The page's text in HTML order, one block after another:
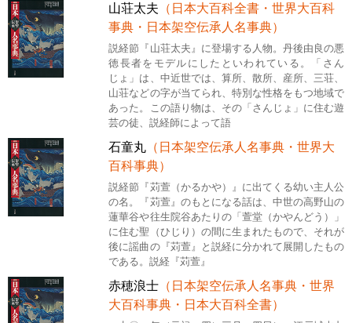
山荘太夫 （日本大百科全書・世界大百科
事典・日本架空伝承人名事典）
説経節『山荘太夫』に登場する人物。丹後由良の悪
徳長者をモデルにしたといわれている。「さん
じょ」は、中近世では、算所、散所、産所、三荘、
山荘などの字が当てられ、特別な性格をもつ地域で
あった。この語り物は、その「さんじょ」に住む遊
芸の徒、説経師によって語
石童丸 （日本架空伝承人名事典・世界大
百科事典）
説経節『苅萱（かるかや）』に出てくる幼い主人公
の名。『苅萱』のもとになる話は、中世の高野山の
蓮華谷や往生院谷あたりの「萱堂（かやんどう）」
に住む聖（ひじり）の間に生まれたもので、それが
後に謡曲の『苅萱』と説経に分かれて展開したもの
である。説経『苅萱』
赤穂浪士 （日本架空伝承人名事典・世界
大百科事典・日本大百科全書）